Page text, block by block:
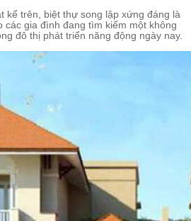
kể trên, biệt thự song lập xứng đáng là
các gia đình đang tìm kiếm một không
đô thị phát triển năng động ngày nay.